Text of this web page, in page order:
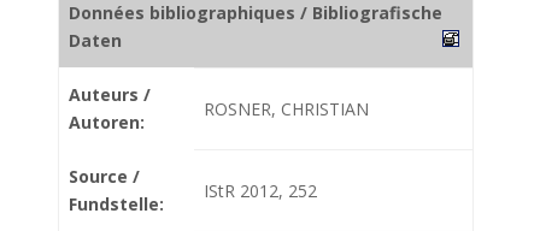
Données bibliographiques / Bibliografische
Daten
Auteurs /
Autoren:
ROSNER, CHRISTIAN
Source /
Fundstelle:
IStR 2012, 252